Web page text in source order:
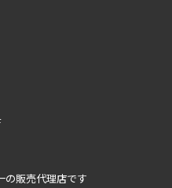
の販売代理店です